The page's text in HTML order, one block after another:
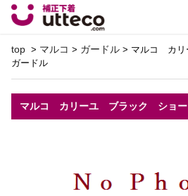
top > マルコ > ガードル > マルコ カ
ガードル
マルコ カリーユ ブラック ショー